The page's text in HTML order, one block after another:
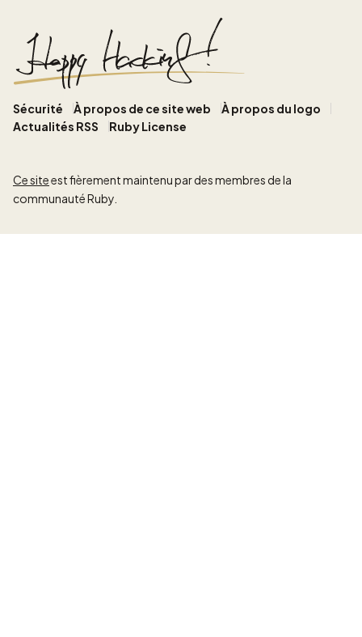
Sécurité À propos de ce site web
À propos du logo
Actualités RSS
Ruby License
Ce siteest fièrement maintenu par des membres de la
communauté Ruby.